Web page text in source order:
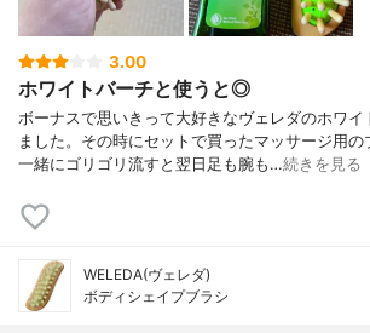
3.00
ホワイトバーチと使うと◎
ボーナスで思いきって大好きなヴェレダのホワ
ました。その時にセットで買ったマッサージ用の
一緒にゴリゴリ流すと翌日足も腕も…続きを見る
WELEDA(ヴェレダ)
ボディシェイプブラシ